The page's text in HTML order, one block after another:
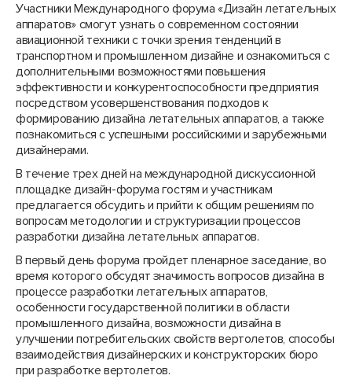
Участники Международного форума «Дизайн летательных
аппаратов» смогут узнать о современном состоянии
авиационной техники с точки зрения тенденций в
транспортном и промышленном дизайне и ознакомиться с
дополнительными возможностями повышения
эффективности и конкурентоспособности предприятия
посредством усовершенствования подходов к
формированию дизайна летательных аппаратов, а также
познакомиться с успешными российскими и зарубежными
дизайнерами.
В течение трех дней на международной дискуссионной
площадке дизайн-форума гостям и участникам
предлагается обсудить и прийти к общим решениям по
вопросам методологии и структуризации процессов
разработки дизайна летательных аппаратов.
В первый день форума пройдет пленарное заседание, во
время которого обсудят значимость вопросов дизайна в
процессе разработки летательных аппаратов,
особенности государственной политики в области
промышленного дизайна, возможности дизайна в
улучшении потребительских свойств вертолетов, способы
взаимодействия дизайнерских и конструкторских бюро
при разработке вертолетов.